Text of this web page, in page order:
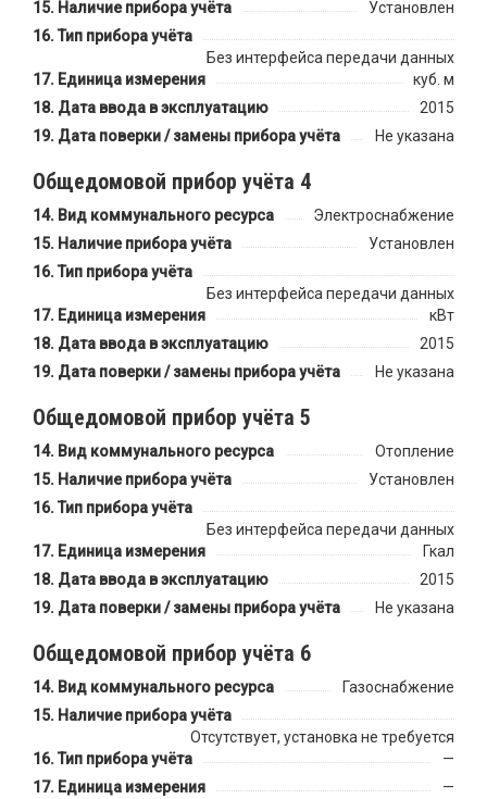
Наличие прибора учёта
Установлен
Тип прибора учёта
Без интерфейса передачи данных
Единица измерения
куб. м
Дата ввода в эксплуатацию
2015
Дата поверки / замены прибора учёта
Не указана
Общедомовой прибор учёта 4
Вид коммунального ресурса
Электроснабжение
Наличие прибора учёта
Установлен
Тип прибора учёта
Без интерфейса передачи данных
Единица измерения
кВт
Дата ввода в эксплуатацию
2015
Дата поверки / замены прибора учёта
Не указана
Общедомовой прибор учёта 5
Вид коммунального ресурса
Отопление
Наличие прибора учёта
Установлен
Тип прибора учёта
Без интерфейса передачи данных
Единица измерения
Гкал
Дата ввода в эксплуатацию
2015
Дата поверки / замены прибора учёта
Не указана
Общедомовой прибор учёта 6
Вид коммунального ресурса
Газоснабжение
Наличие прибора учёта
Отсутствует, установка не требуется
Тип прибора учёта
—
Единица измерения
—